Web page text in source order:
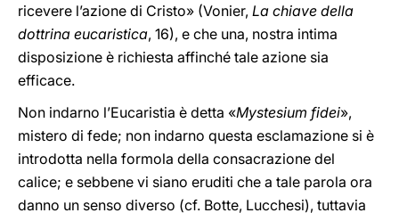
ricevere l’azione di Cristo» (Vonier, La chiave della
dottrina eucaristica, 16), e che una, nostra intima
disposizione è richiesta affinché tale azione sia
efficace.
Non indarno l’Eucaristia è detta «Mystesium fidei»,
mistero di fede; non indarno questa esclamazione si è
introdotta nella formola della consacrazione del
calice; e sebbene vi siano eruditi che a tale parola ora
danno un senso diverso (cf. Botte, Lucchesi), tuttavia